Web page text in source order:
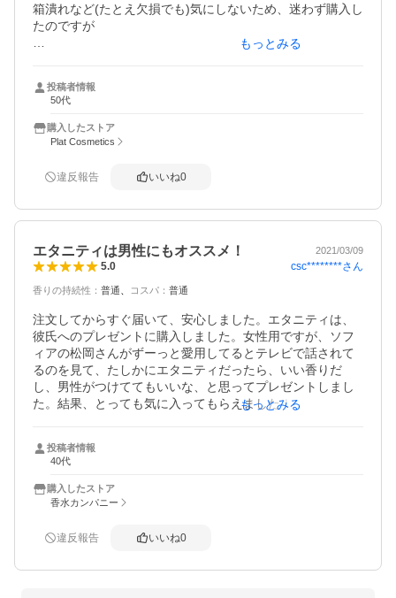
箱潰れなど(たとえ欠損でも)気にしないため、迷わず購入し
たのですが
感じました(；-；)
発送も早いご対応をくださり、この度は本当にありがとう
ございました(*^ ^*)
もっとみる
投稿者情報
50代
購入したストア
Plat Cosmetics
違反報告 いいね0
エタニティは男性にもオススメ！ 2021/03/09
5.0 csc********さん
香りの持続性 ： 普通 コスパ ： 普通
注文してからすぐ届いて、安心しました。エタニティは、
彼氏へのプレゼントに購入しました。女性用ですが、ソフ
ィアの松岡さんがずーっと愛用してるとテレビで話されて
るのを見て、たしかにエタニティだったら、いい香りだ
し、男性がつけててもいいな、と思ってプレゼントしまし
た。結果、とっても気に入ってもらえました！毎日つけて
もっとみる
投稿者情報
40代
購入したストア
香水カンパニー
違反報告 いいね0